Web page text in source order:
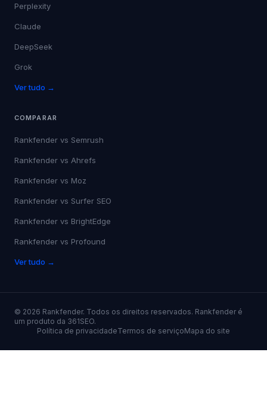
Perplexity
Claude
DeepSeek
Grok
Ver tudo →
COMPARAR
Rankfender vs Semrush
Rankfender vs Ahrefs
Rankfender vs Moz
Rankfender vs Surfer SEO
Rankfender vs BrightEdge
Rankfender vs Profound
Ver tudo →
© 2026 Rankfender. Todos os direitos reservados. Rankfender é
um produto da 361SEO.
Política de privacidadeTermos de serviçoMapa do site